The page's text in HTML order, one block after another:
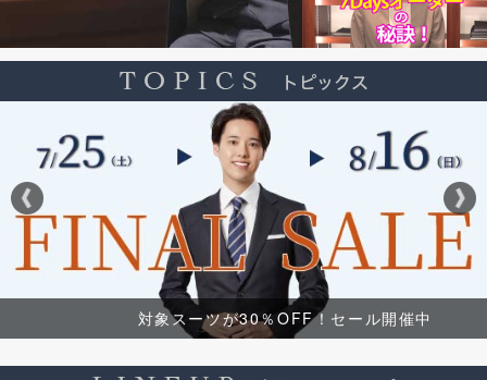
対象スーツが30％OFF！セール開催中